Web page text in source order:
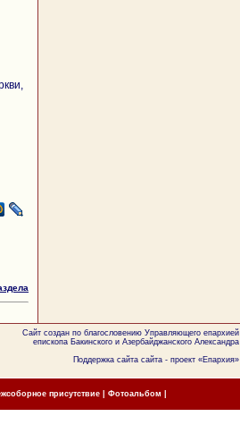
Сайт создан по благословению Управляющего епархией
епископа Бакинского и Азербайджанского Александра
Поддержка сайта сайта - проект «Епархия»
присутствие| Фотоальбом